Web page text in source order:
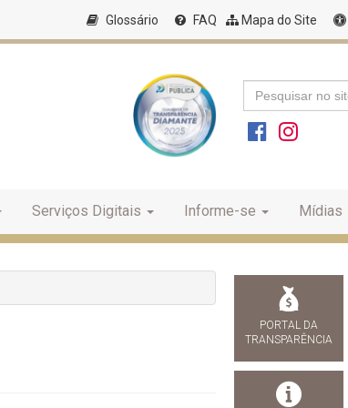
Glossário FAQ Mapa do Site
Serviços Digitais Informe-se Mídias
PORTAL DA
TRANSPARÊNCIA